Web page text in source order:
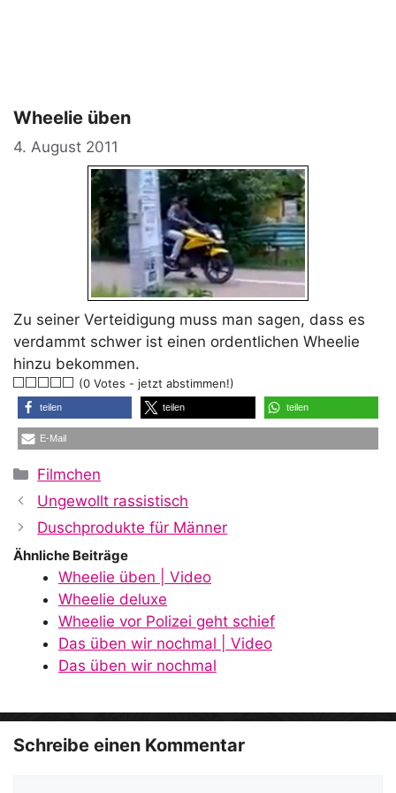
Wheelie üben
4. August 2011
Zu seiner Verteidigung muss man sagen, dass es
verdammt schwer ist einen ordentlichen Wheelie
hinzu bekommen.
(0 Votes - jetzt abstimmen!)
teilen teilen teilen
E-Mail
Kategorien
Filmchen
Ungewollt rassistisch
Duschprodukte für Männer
Ähnliche Beiträge
Wheelie üben | Video
Wheelie deluxe
Wheelie vor Polizei geht schief
Das üben wir nochmal | Video
Das üben wir nochmal
Schreibe einen Kommentar